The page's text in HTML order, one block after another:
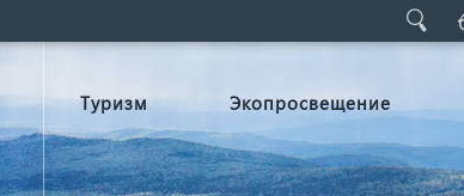
Туризм Экопросвещение